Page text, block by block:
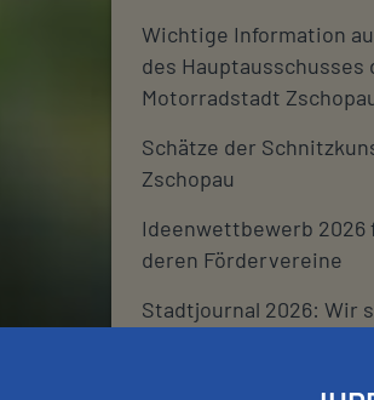
Wichtige Information
des Hauptausschusses
Motorradstadt
Schätze der
Zschopau
Ideenwettbewerb 2026
deren Fördervereine
Stadtjournal 2026: Wir